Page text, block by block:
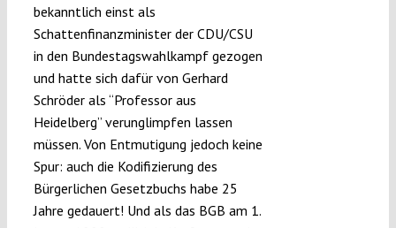
bekanntlich einst als
Schattenfinanzminister der CDU/CSU
in den Bundestagswahlkampf gezogen
und hatte sich dafür von Gerhard
Schröder als “Professor aus
Heidelberg” verunglimpfen lassen
müssen. Von Entmutigung jedoch keine
Spur: auch die Kodifizierung des
Bürgerlichen Gesetzbuchs habe 25
Jahre gedauert! Und als das BGB am 1.